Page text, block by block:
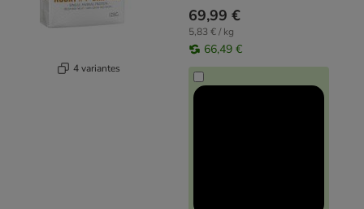
4 variantes
69,99 €
5,83 € / kg
66,49 €